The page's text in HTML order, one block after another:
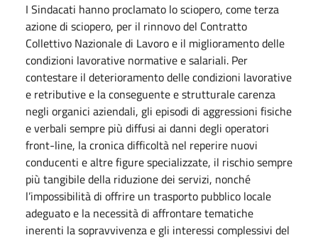
I Sindacati hanno proclamato lo sciopero, come terza
azione di sciopero, per il rinnovo del Contratto
Collettivo Nazionale di Lavoro e il miglioramento delle
condizioni lavorative normative e salariali. Per
contestare il deterioramento delle condizioni lavorative
e retributive e la conseguente e strutturale carenza
negli organici aziendali, gli episodi di aggressioni fisiche
e verbali sempre più diffusi ai danni degli operatori
front-line, la cronica difficoltà nel reperire nuovi
conducenti e altre figure specializzate, il rischio sempre
più tangibile della riduzione dei servizi, nonché
l’impossibilità di offrire un trasporto pubblico locale
adeguato e la necessità di affrontare tematiche
inerenti la sopravvivenza e gli interessi complessivi del